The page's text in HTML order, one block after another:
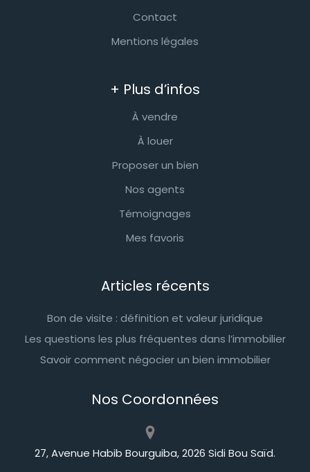
Contact
Mentions légales
+ Plus d’infos
À vendre
À louer
Proposer un bien
Nos agents
Témoignages
Mes favoris
Articles récents
Bon de visite : définition et valeur juridique
Les questions les plus fréquentes dans l’immobilier
Savoir comment négocier un bien immobilier
Nos Coordonnées
27, Avenue Habib Bourguiba, 2026 Sidi Bou Saïd.